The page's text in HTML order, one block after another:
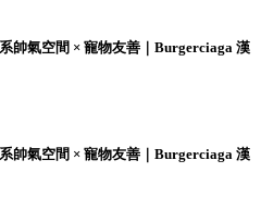
帥氣空間 × 寵物友善｜Burgerciaga 漢
帥氣空間 × 寵物友善｜Burgerciaga 漢